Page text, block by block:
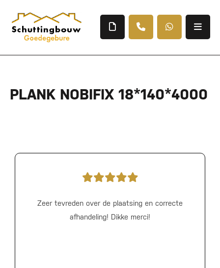
PLANK NOBIFIX 18*140*4000
Zeer tevreden over de plaatsing en correcte
afhandeling! Dikke merci!